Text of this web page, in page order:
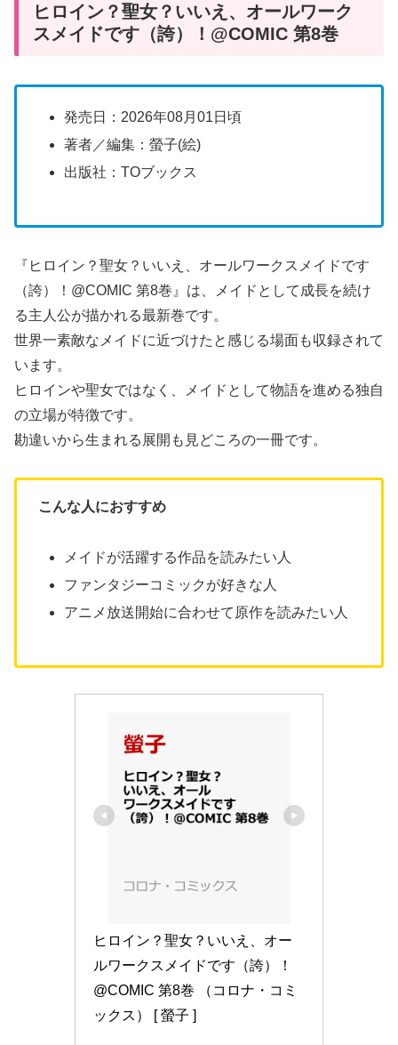
ヒロイン？聖女？いいえ、オールワーク
スメイドです（誇）！@COMIC 第8巻
発売日：2026年08月01日頃
著者／編集：螢子(絵)
出版社：TOブックス
『ヒロイン？聖女？いいえ、オールワークスメイドです
（誇）！@COMIC 第8巻』は、メイドとして成長を続け
る主人公が描かれる最新巻です。
世界一素敵なメイドに近づけたと感じる場面も収録されて
います。
ヒロインや聖女ではなく、メイドとして物語を進める独自
の立場が特徴です。
勘違いから生まれる展開も見どころの一冊です。
こんな人におすすめ
メイドが活躍する作品を読みたい人
ファンタジーコミックが好きな人
アニメ放送開始に合わせて原作を読みたい人
ヒロイン？聖女？いいえ、オー
ルワークスメイドです（誇）！
@COMIC 第8巻 （コロナ・コミ
ックス） [ 螢子 ]